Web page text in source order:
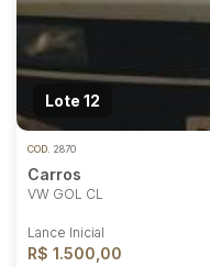
Lote 12
COD. 2870
Carros
VW GOL CL
Lance Inicial
R$ 1.500,00